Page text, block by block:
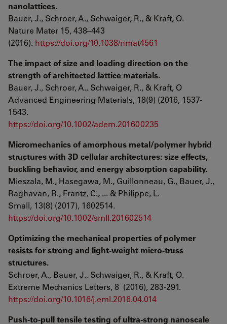
nanolattices.
Bauer, J., Schroer, A., Schwaiger, R., & Kraft, O.
Nature Mater 15, 438–443
(2016). https://doi.org/10.1038/nmat4561
The impact of size and loading direction on the
strength of architected lattice materials.
Bauer, J., Schroer, A., Schwaiger, R., & Kraft, O
Advanced Engineering Materials, 18(9) (2016, 1537-
1543.
https://doi.org/10.1002/adem.201600235
Micromechanics of amorphous metal/polymer hybrid
structures with 3D cellular architectures: size effects,
buckling behavior, and energy absorption capability.
Mieszala, M., Hasegawa, M., Guillonneau, G., Bauer, J.,
Raghavan, R., Frantz, C., ... & Philippe, L.
Small, 13(8) (2017), 1602514.
https://doi.org/10.1002/smll.201602514
Optimizing the mechanical properties of polymer
resists for strong and light-weight micro-truss
structures.
Schroer, A., Bauer, J., Schwaiger, R., & Kraft, O.
Extreme Mechanics Letters, 8 (2016), 283-291.
https://doi.org/10.1016/j.eml.2016.04.014
Push-to-pull tensile testing of ultra-strong nanoscale